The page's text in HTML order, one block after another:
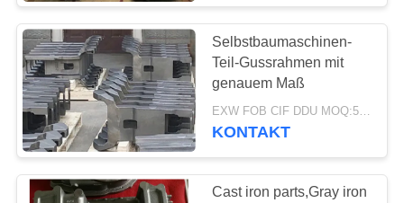
PRIVACY
POLICY
30
Selbstbaumaschinen-
Teil-Gussrahmen mit
genauem Maß
EXW FOB CIF DDU MOQ:50 Einheiten
KONTAKT
Cast iron parts,Gray iron